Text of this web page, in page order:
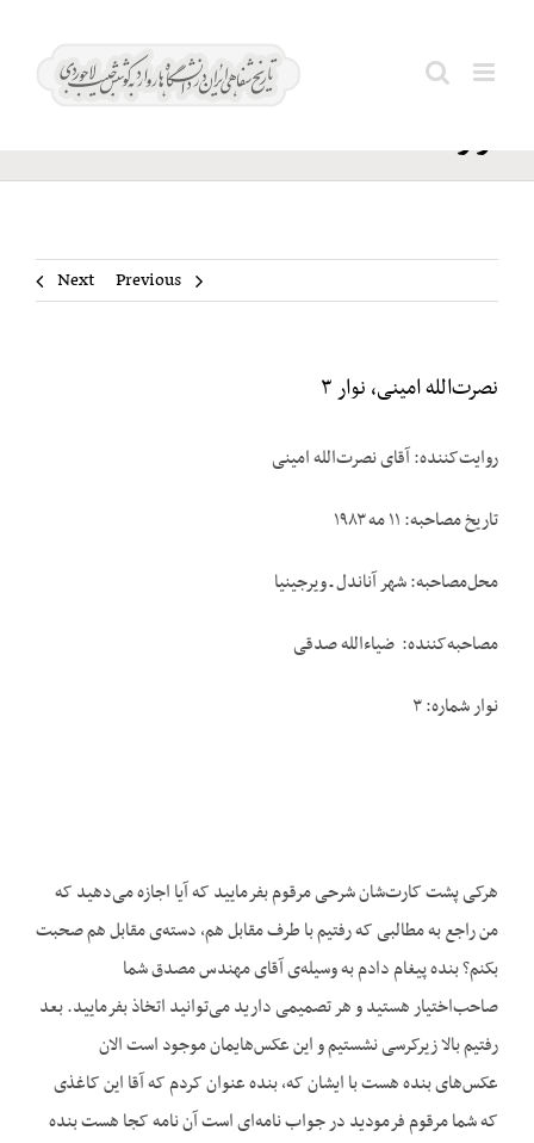
امینی،
نوار ۳
Previous
Next
نصرت‌الله امینی، نوار ۳
روایت‌کننده: آقای نصرت‌الله امینی
تاریخ مصاحبه: ۱۱ مه ۱۹۸۳
محل‌مصاحبه: شهر آناندل ـ ویرجینیا
مصاحبه‌کننده: ضیاءالله صدقی
نوار شماره: ۳
هرکی پشت کارت‌شان شرحی مرقوم بفرمایید که آیا اجازه می‌دهید که
من راجع به مطالبی که رفتیم با طرف مقابل هم، دسته‌ی مقابل هم صحبت
بکنم؟ بنده پیغام دادم به وسیله‌ی آقای مهندس مصدق شما
صاحب‌اختیار هستید و هر تصمیمی دارید می‌توانید اتخاذ بفرمایید. بعد
رفتیم بالا زیرکرسی نشستیم و این عکس‌هایمان موجود است الان
عکس‌های بنده هست با ایشان که، بنده عنوان کردم که آقا این کاغذی
که شما مرقوم فرمودید در جواب نامه‌ای است آن نامه کجا هست بنده